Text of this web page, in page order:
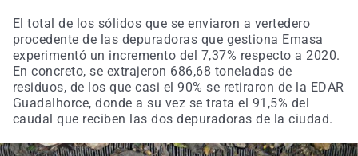
El total de los sólidos que se enviaron a vertedero
procedente de las depuradoras que gestiona Emasa
experimentó un incremento del 7,37% respecto a 2020.
En concreto, se extrajeron 686,68 toneladas de
residuos, de los que casi el 90% se retiraron de la EDAR
Guadalhorce, donde a su vez se trata el 91,5% del
caudal que reciben las dos depuradoras de la ciudad.